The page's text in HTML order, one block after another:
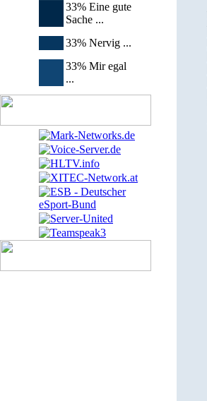
33% Eine gute
Sache ...
33% Nervig ...
33% Mir egal
...